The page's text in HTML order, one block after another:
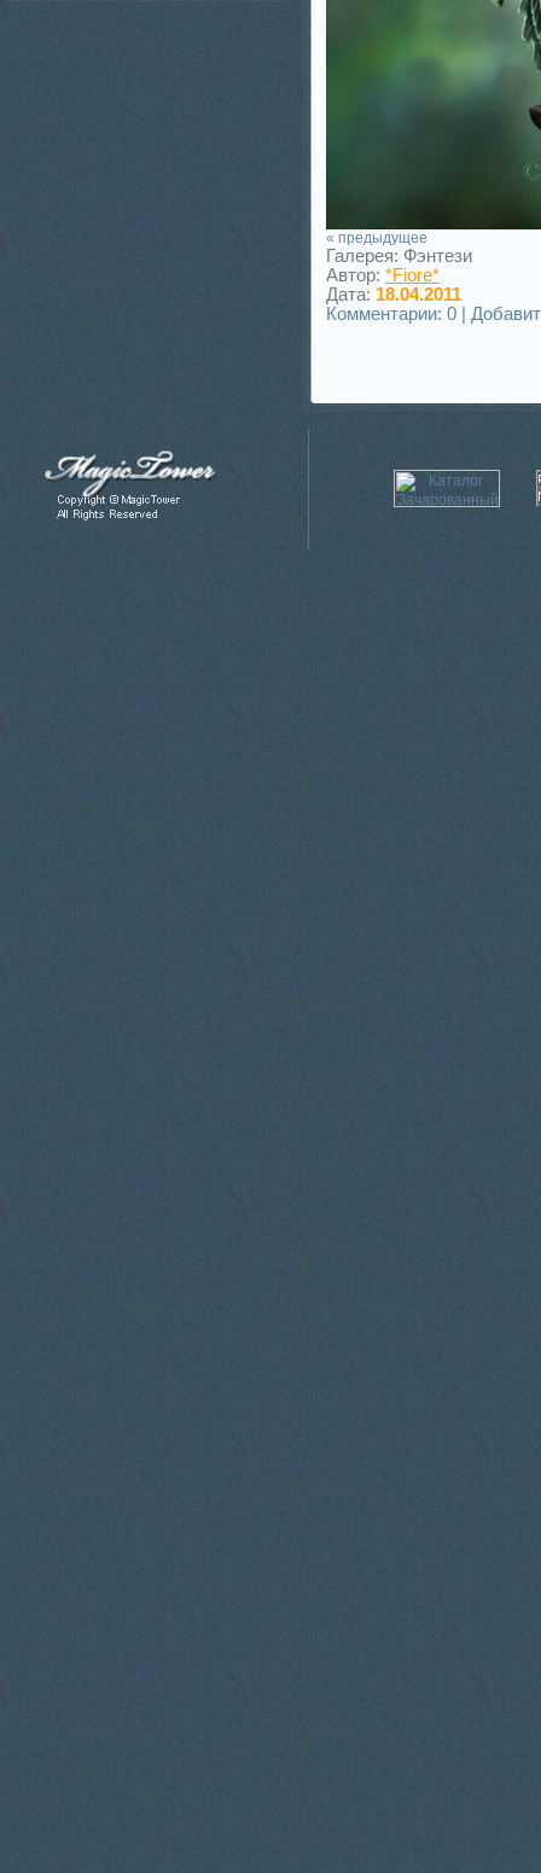
« предыдущее
Галерея: Фэнтези
Автор: *Fiore*
Дата: 18.04.2011
Комментарии: 0 |